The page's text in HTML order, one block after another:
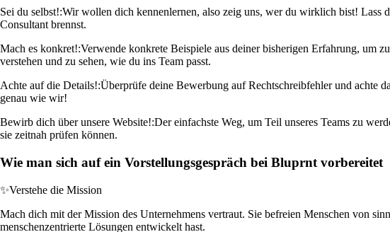
Sei du selbst!:Wir wollen dich kennenlernen, also zeig uns, wer du wirklich bist! Lass
Consultant brennst.
Mach es konkret!:Verwende konkrete Beispiele aus deiner bisherigen Erfahrung, um
verstehen und zu sehen, wie du ins Team passt.
Achte auf die Details!:Überprüfe deine Bewerbung auf Rechtschreibfehler und achte
genau wie wir!
Bewirb dich über unsere Website!:Der einfachste Weg, um Teil unseres Teams zu
sie zeitnah prüfen können.
Wie man sich auf ein Vorstellungsgespräch bei Bluprnt vorbereitet
✨Verstehe die Mission
Mach dich mit der Mission des Unternehmens vertraut. Sie befreien Menschen von
menschenzentrierte Lösungen entwickelt hast.